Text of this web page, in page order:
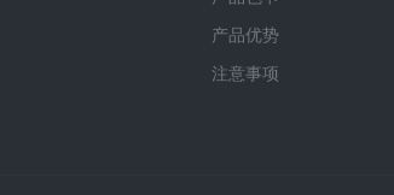
产品优势
注意事项